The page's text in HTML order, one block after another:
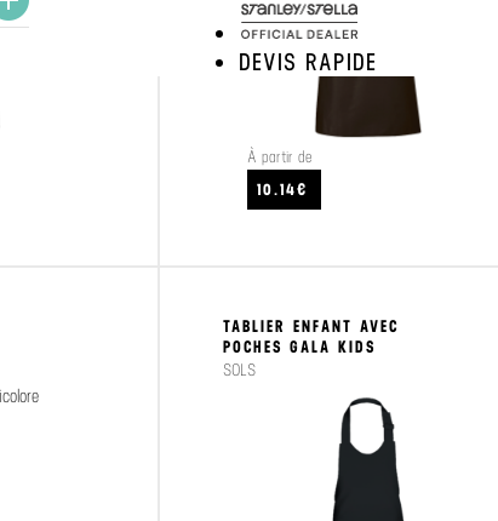
DEVIS RAPIDE
VOIR LE PRODUIT
À partir de
10.14€
TABLIER ENFANT AVEC
POCHES GALA KIDS
SOLS